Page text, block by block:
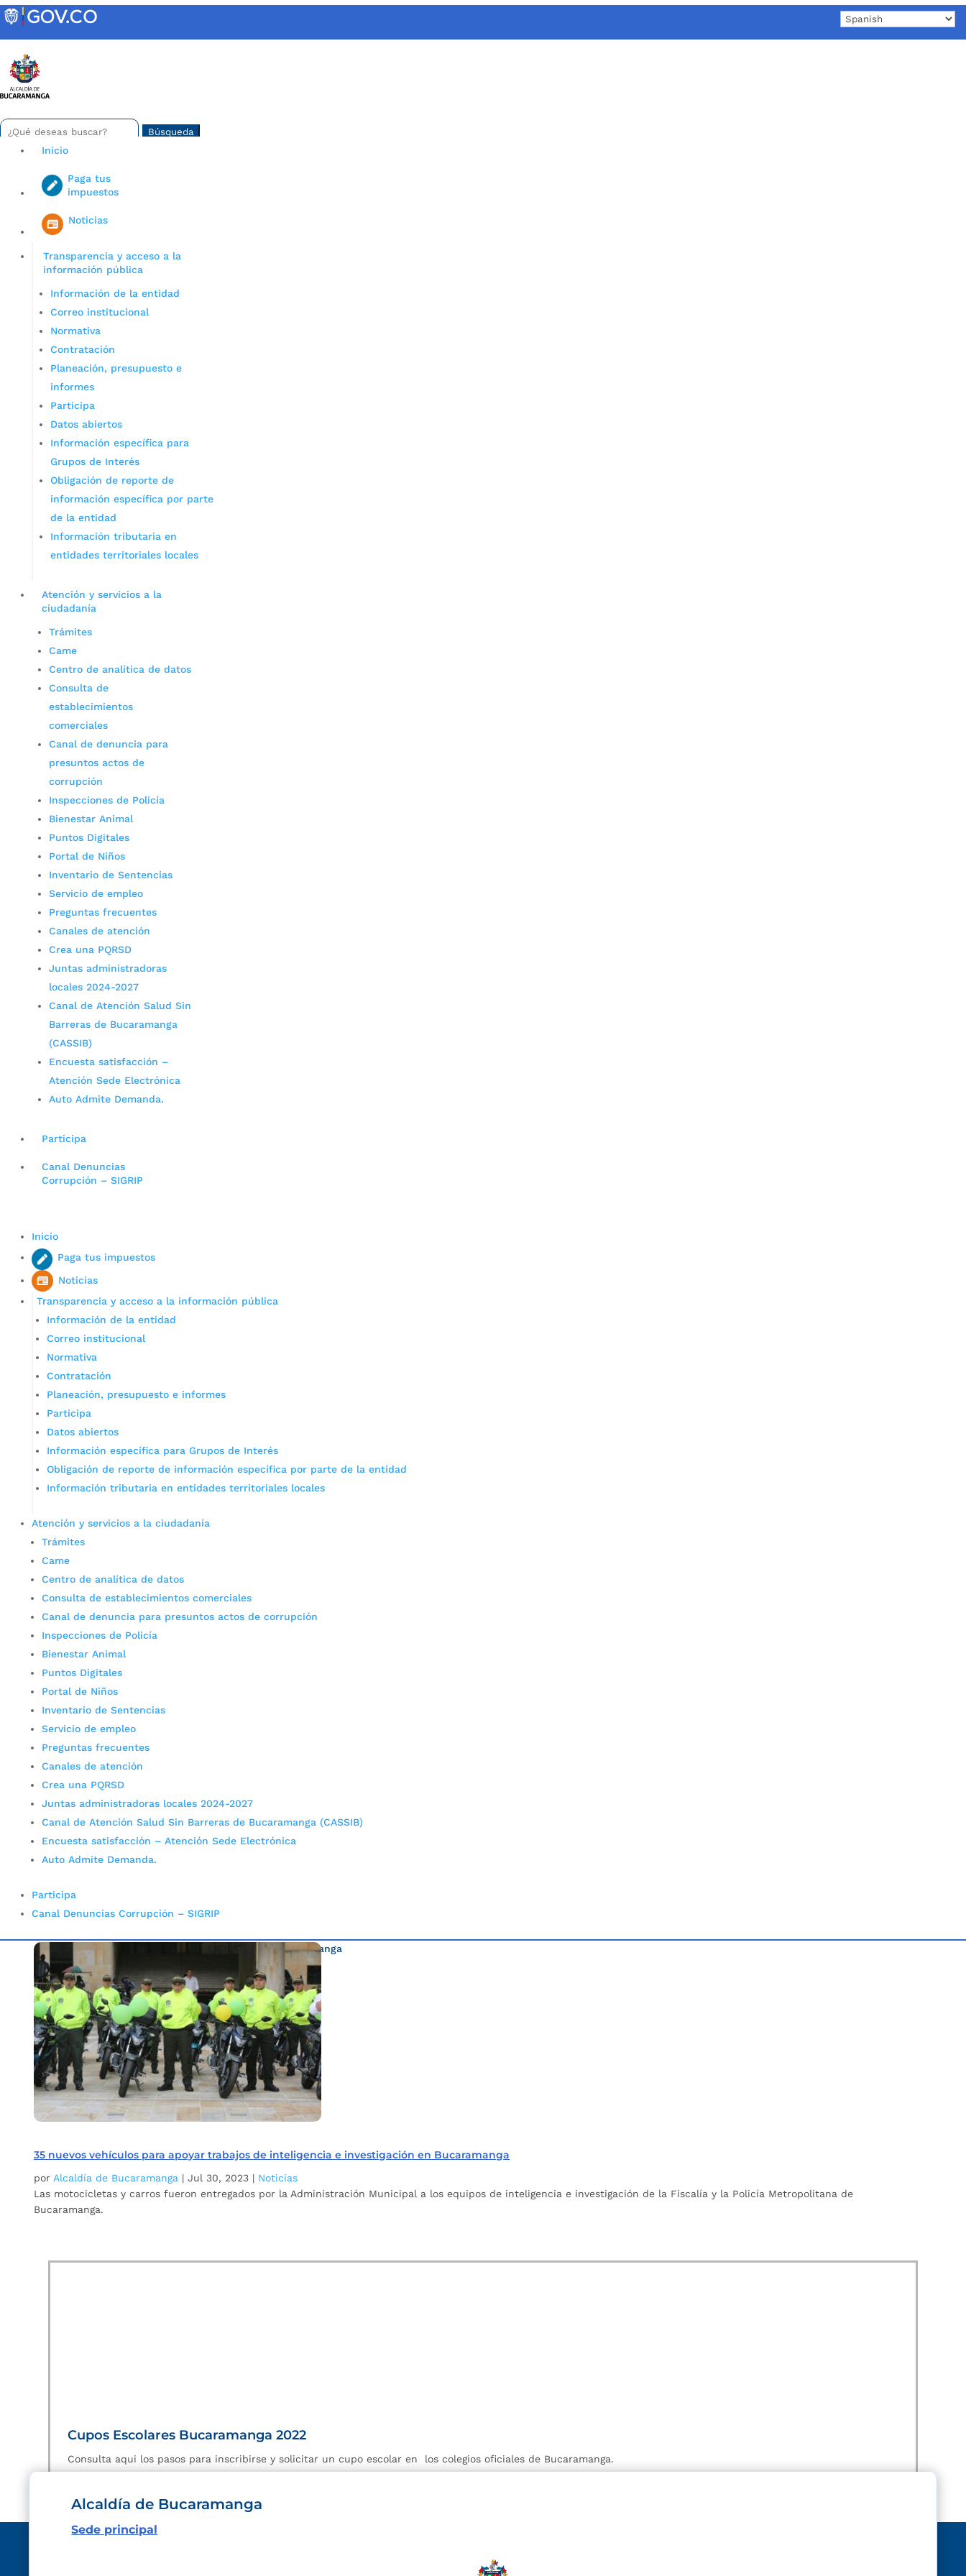
Skip
to
Buscar:
Search
for...
Iniciar sesión en gov co
Inicio
Paga tus
impuestos
Noticias
Transparencia y acceso a la
información pública
Información de la entidad
Correo institucional
Normativa
Contratación
Planeación, presupuesto e
informes
Participa
Datos abiertos
Información específica para
Grupos de Interés
Obligación de reporte de
información específica por parte
de la entidad
Información tributaria en
entidades territoriales locales
Atención y servicios a la
ciudadanía
Trámites
Came
Centro de analítica de datos
Consulta de
establecimientos
comerciales
Canal de denuncia para
presuntos actos de
corrupción
Inspecciones de Policía
Bienestar Animal
Puntos Digitales
Portal de Niños
Inventario de Sentencias
Servicio de empleo
Preguntas frecuentes
Canales de atención
Crea una PQRSD
Juntas administradoras
locales 2024-2027
Canal de Atención Salud Sin
Barreras de Bucaramanga
(CASSIB)
Encuesta satisfacción –
Atención Sede Electrónica
Auto Admite Demanda.
Participa
Canal Denuncias
Corrupción – SIGRIP
Inicio
Paga tus impuestos
Noticias
Transparencia y acceso a la información pública
Información de la entidad
Correo institucional
Normativa
Contratación
Planeación, presupuesto e informes
Participa
Datos abiertos
Información específica para Grupos de Interés
Obligación de reporte de información específica por parte de la entidad
Información tributaria en entidades territoriales locales
Atención y servicios a la ciudadanía
Trámites
Came
Centro de analítica de datos
Consulta de establecimientos comerciales
Canal de denuncia para presuntos actos de corrupción
Inspecciones de Policía
Bienestar Animal
Puntos Digitales
Portal de Niños
Inventario de Sentencias
Servicio de empleo
Preguntas frecuentes
Canales de atención
Crea una PQRSD
Juntas administradoras locales 2024-2027
Canal de Atención Salud Sin Barreras de Bucaramanga (CASSIB)
Encuesta satisfacción – Atención Sede Electrónica
Auto Admite Demanda.
Participa
Canal Denuncias Corrupción – SIGRIP
Etiqueta: inteligencia e investigación Bucaramanga
35 nuevos vehículos para apoyar trabajos de inteligencia e investigación en Bucaramanga
por Alcaldía de Bucaramanga |Jul 30, 2023 | Noticias
Las motocicletas y carros fueron entregados por la Administración Municipal a los equipos de inteligencia e investigación de la Fiscalía y la Policía Metropolitana de
Bucaramanga.
Cupos Escolares Bucaramanga 2022
Consulta aqui los pasos para inscribirse y solicitar un cupo escolar en los colegios oficiales de Bucaramanga.
Alcaldía de Bucaramanga
Sede principal